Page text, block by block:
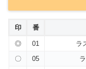
印 番
◎ 01 ラ
〇
05